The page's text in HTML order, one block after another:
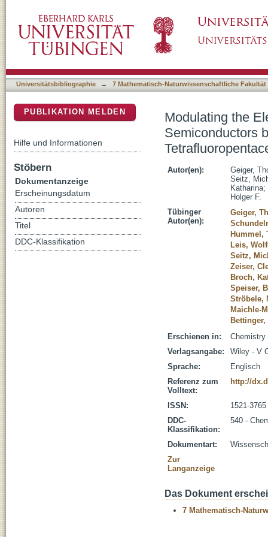
Substitution: The Case of
Universitätsbibliographie → 7 Mathematisch-Naturwissenschaftliche Fakultät
Modulating the
Semiconductors
Autor(en):
Geiger,
Seitz,
Katharina;
Holger F.
Tübinger
Autor(en):
Geiger,
Hummel,
Leis,
Seitz,
Zeiser,
Broch,
Speiser,
Ströbele,
Maichle-
Erschienen in:
Chemistry
Verlagsangabe:
Wiley - V
Sprache:
Englisch
Referenz zum
Volltext:
http://
ISSN:
1521-3765
DDC-
Klassifikation:
540 -
Dokumentart:
Zur
Langanzeige
Das Dokument
7 Mathematisch-
PUBLIKATION MELDEN
Hilfe und Informationen
Stöbern
Dokumentanzeige
Erscheinungsdatum
Autoren
Titel
DDC-Klassifikation